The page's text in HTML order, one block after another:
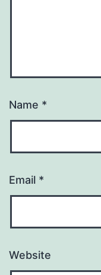
Name *
Email *
Website